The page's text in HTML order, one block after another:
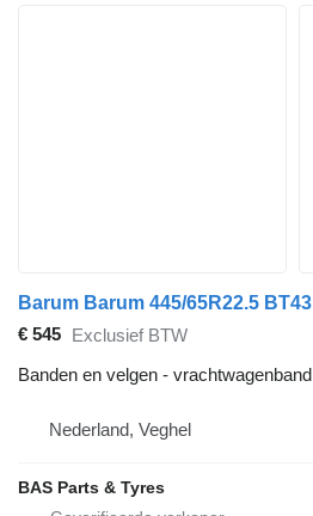
Barum Barum 445/65R22.5 BT43
€ 545 Exclusief BTW
Banden en velgen - vrachtwagenband
Nederland, Veghel
BAS Parts & Tyres